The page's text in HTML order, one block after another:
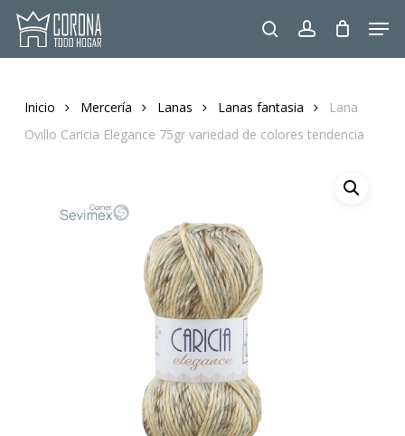
Skip
main
searchaccount
Inicio Mercería Lanas Lanas fantasia
Lana
Ovillo Caricia Elegance 75gr variedad de colores tendencia